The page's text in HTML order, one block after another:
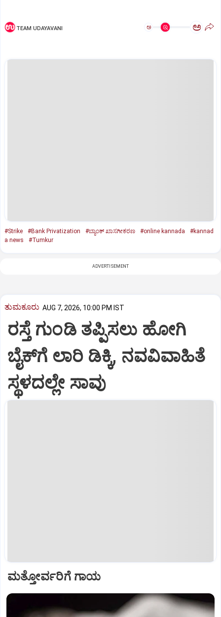
TEAM UDAYAVANI ಅ ಅ
#Strike #Bank Privatization #ಬ್ಯಾಂಕ್‌ ಖಾಸಗೀಕರಣ #online kannada
#kannad
a news
#Tumkur
ADVERTISEMENT
ತುಮಕೂರು AUG 7, 2026, 10:00 PM IST
ರಸ್ತೆ ಗುಂಡಿ ತಪ್ಪಿಸಲು ಹೋಗಿ
ಬೈಕ್‌ಗೆ ಲಾರಿ ಡಿಕ್ಕಿ, ನವವಿವಾಹಿತೆ
ಸ್ಥಳದಲ್ಲೇ ಸಾವು
ಮತ್ತೋರ್ವರಿಗೆ ಗಾಯ